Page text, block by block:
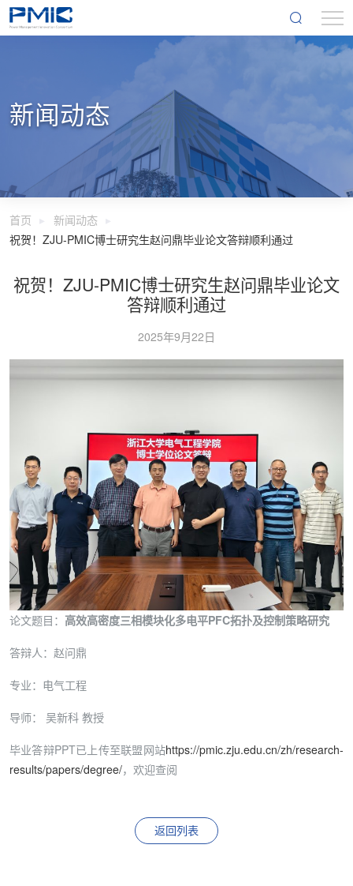
新闻动态
首页
新闻动态
祝贺！ZJU-PMIC博士研究生赵问鼎毕业论文答辩顺利通过
祝贺！ZJU-PMIC博士研究生赵问鼎毕业论文
答辩顺利通过
2025年9月22日
论文题目： 高效高密度三相模块化多电平PFC拓扑及控制策略研究
答辩人：赵问鼎
专业：电气工程
导师： 吴新科 教授
毕业答辩PPT已上传至联盟网站https://pmic.zju.edu.cn/zh/research-
results/papers/degree/，欢迎查阅
返回列表